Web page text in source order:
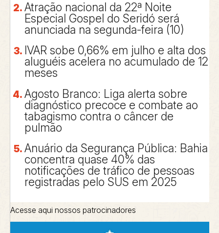
Atração nacional da 22ª Noite
Especial Gospel do Seridó será
anunciada na segunda-feira (10)
IVAR sobe 0,66% em julho e alta dos
aluguéis acelera no acumulado de 12
meses
Agosto Branco: Liga alerta sobre
diagnóstico precoce e combate ao
tabagismo contra o câncer de
pulmão
Anuário da Segurança Pública: Bahia
concentra quase 40% das
notificações de tráfico de pessoas
registradas pelo SUS em 2025
Acesse aqui nossos patrocinadores